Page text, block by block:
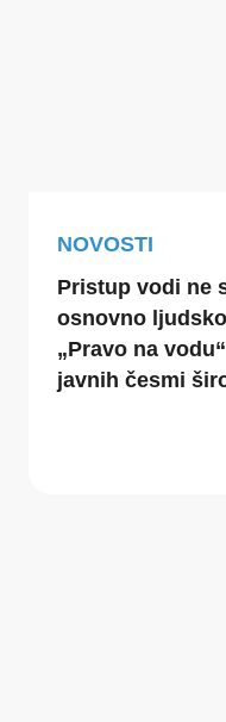
NOVOSTI
Pristup vodi ne
osnovno
„Pravo na
javnih česmi